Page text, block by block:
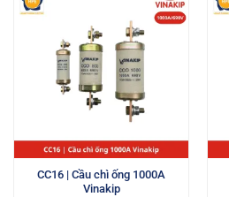
CC16 | Cầu chì ống 1000A
Vinakip